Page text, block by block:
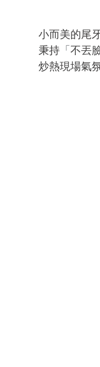
小而美的尾
秉持 「不丟
炒熱現場氣